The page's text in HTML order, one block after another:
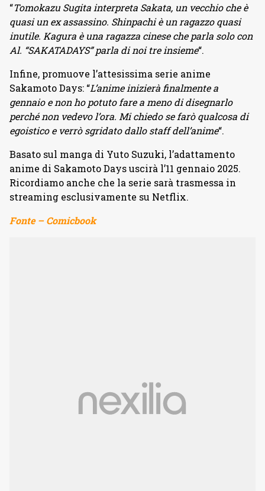
“Tomokazu Sugita interpreta Sakata, un vecchio che è
quasi un ex assassino. Shinpachi è un ragazzo quasi
inutile. Kagura è una ragazza cinese che parla solo con
Al. “SAKATADAYS” parla di noi tre insieme“.
Infine, promuove l’attesissima serie anime
Sakamoto Days: “L’anime inizierà finalmente a
gennaio e non ho potuto fare a meno di disegnarlo
perché non vedevo l’ora. Mi chiedo se farò qualcosa di
egoistico e verrò sgridato dallo staff dell’anime“.
Basato sul manga di Yuto Suzuki, l’adattamento
anime di Sakamoto Days uscirà l’11 gennaio 2025.
Ricordiamo anche che la serie sarà trasmessa in
streaming esclusivamente su Netflix.
Fonte – Comicbook